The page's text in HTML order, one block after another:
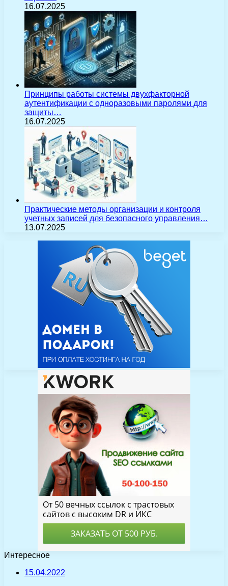
16.07.2025
Принципы работы системы двухфакторной
аутентификации с одноразовыми паролями для
защиты…
16.07.2025
Практические методы организации и контроля
учетных записей для безопасного управления…
13.07.2025
Интересное
15.04.2022